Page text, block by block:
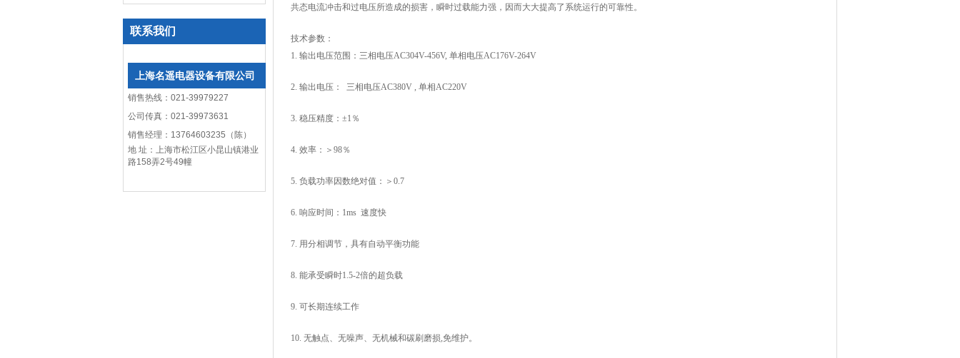
联系我们
上海名遥电器设备有限公司
销售热线：021-39979227
公司传真：021-39973631
销售经理：13764603235（陈）
地 址：上海市松江区小昆山镇港业
路158弄2号49幢
共态电流冲击和过电压所造成的损害，瞬时过载能力强，因而大大提高了系统运行的可靠性。
技术参数：
1. 输出电压范围：三相电压AC304V-456V, 单相电压AC176V-264V
2. 输出电压： 三相电压AC380V , 单相AC220V
3. 稳压精度： ±1％
4. 效率：＞ 98％
5. 负载功率因数绝对值：＞ 0.7
6. 响应时间：1ms 速度快
7. 用分相调节，具有自动平衡功能
8. 能承受瞬时1.5-2倍的超负载
9. 可长期连续工作
10. 无触点、无噪声、无机械和碳刷磨损,免维护。